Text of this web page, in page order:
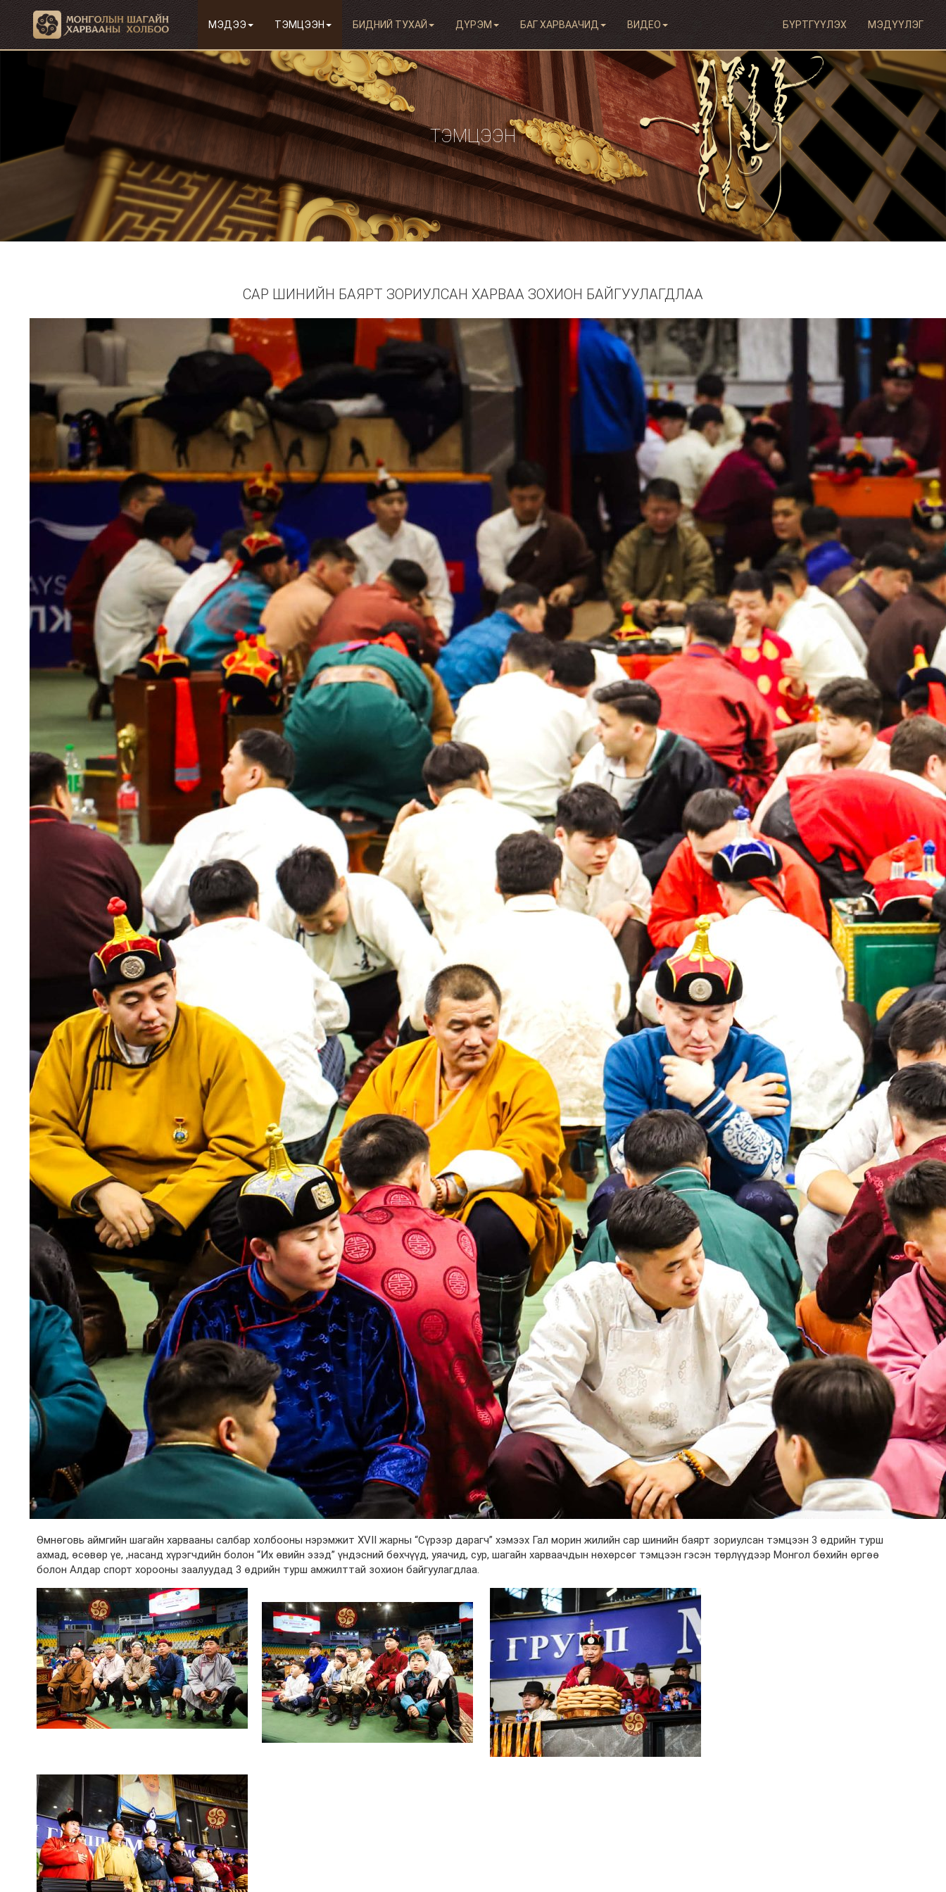
МЭДЭЭ ТЭМЦЭЭН БИДНИЙ ТУХАЙ ДҮРЭМ БАГ ХАРВААЧИД ВИДЕО БҮРТГҮҮЛЭХ МЭДҮҮЛЭГ
ТЭМЦЭЭН
САР ШИНИЙН БАЯРТ ЗОРИУЛСАН ХАРВАА ЗОХИОН БАЙГУУЛАГДЛАА
Өмнөговь аймгийн шагайн харвааны салбар холбооны нэрэмжит XVII жарны “Сүрээр дарагч” хэмээх Гал морин жилийн сар шинийн баярт зориулсан тэмцээн 3 өдрийн турш
ахмад, өсөвөр үе, ,насанд хүрэгчдийн болон “Их өвийн эзэд” үндэсний бөхчүүд, уяачид, сур, шагайн харваачдын нөхөрсөг тэмцээн гэсэн төрлүүдээр Монгол бөхийн өргөө
болон Алдар спорт хорооны заалуудад 3 өдрийн турш амжилттай зохион байгуулагдлаа.